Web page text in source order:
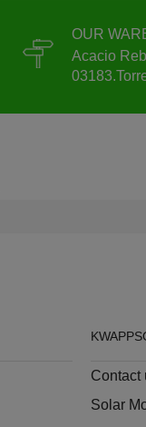
OUR
Acacio
Contact
Solar